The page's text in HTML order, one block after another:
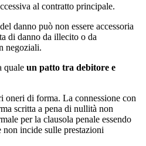
al contratto principale.
danno può non essere accessoria
di danno da illecito o da
negoziali.
quale un patto tra debitore e
oneri di forma. La connessione con
scritta a pena di nullità non
per la clausola penale essendo
non incide sulle prestazioni